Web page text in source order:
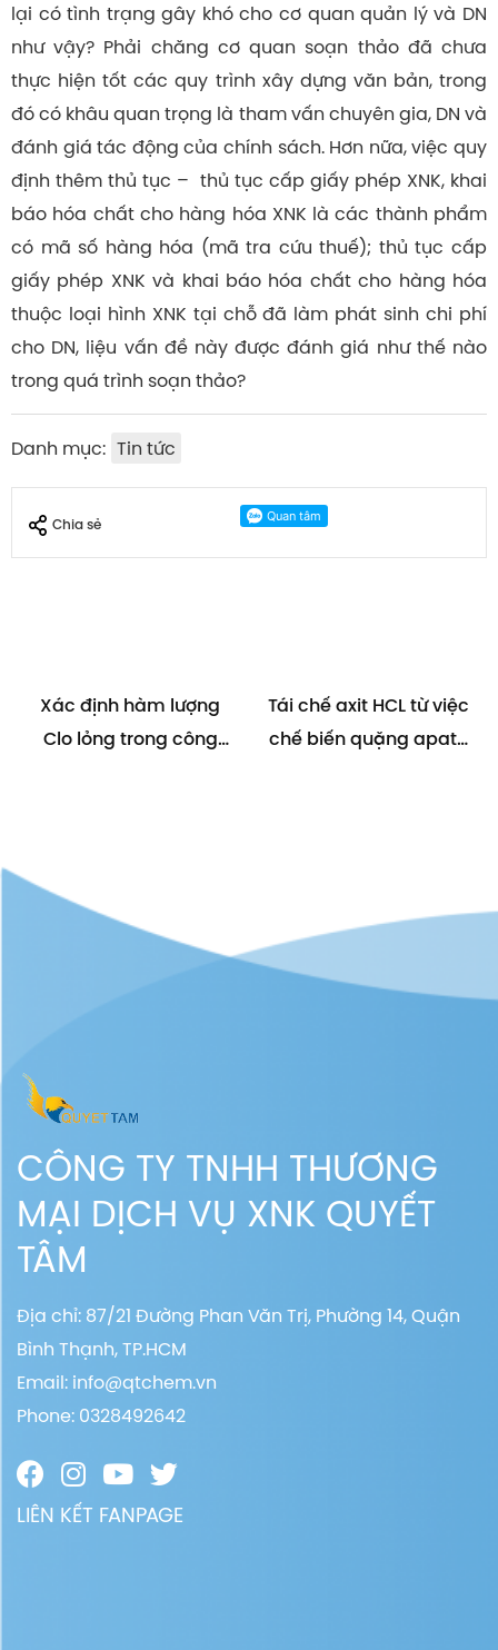
lại có tình trạng gây khó cho cơ quan quản lý và DN
như vậy? Phải chăng cơ quan soạn thảo đã chưa
thực hiện tốt các quy trình xây dựng văn bản, trong
đó có khâu quan trọng là tham vấn chuyên gia, DN và
đánh giá tác động của chính sách. Hơn nữa, việc quy
định thêm thủ tục – thủ tục cấp giấy phép XNK, khai
báo hóa chất cho hàng hóa XNK là các thành phẩm
có mã số hàng hóa (mã tra cứu thuế); thủ tục cấp
giấy phép XNK và khai báo hóa chất cho hàng hóa
thuộc loại hình XNK tại chỗ đã làm phát sinh chi phí
cho DN, liệu vấn đề này được đánh giá như thế nào
trong quá trình soạn thảo?
Danh mục: Tin tức
Chia sẻ
Xác định hàm lượng
Clo lỏng trong công
Tái chế axit HCL từ việc
chế biến quặng apatit
CÔNG TY TNHH THƯƠNG
MẠI DỊCH VỤ XNK QUYẾT
TÂM
Địa chỉ: 87/21 Đường Phan Văn Trị, Phường 14, Quận
Bình Thạnh, TP.HCM
Email: info@qtchem.vn
Phone: 0328492642
LIÊN KẾT FANPAGE